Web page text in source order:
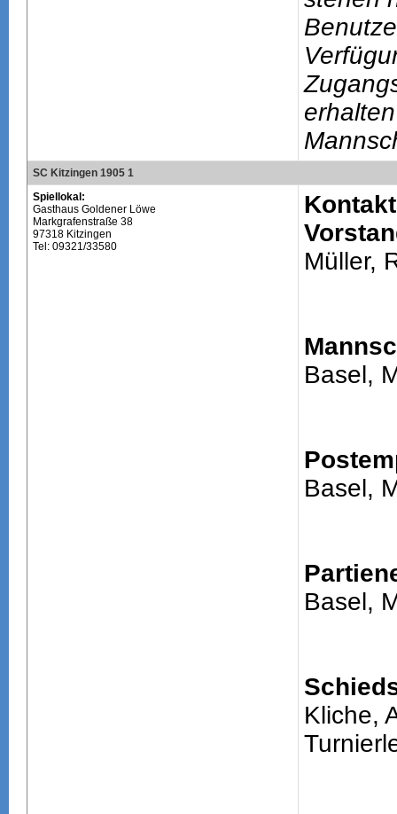
SC Kitzingen 1905 1
Spiellokal:
Gasthaus Goldener Löwe
Markgrafenstraße 38
97318 Kitzingen
Tel: 09321/33580
Müller,
Basel,
Basel,
Basel,
Kliche,